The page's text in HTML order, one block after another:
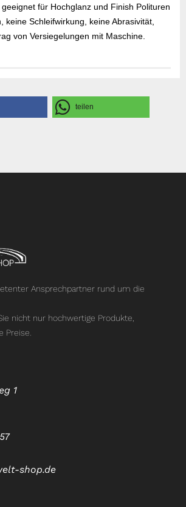
für Hochglanz und Finish Polituren
keine Schleifwirkung, keine Abrasivität,
von Versiegelungen mit Maschine.
teilen
Ansprechpartner rund um die
nicht nur hochwertige Produkte,
Preise.
1
shop.de